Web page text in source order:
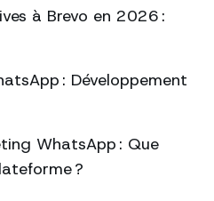
à Brevo en 2026 :
: Développement
WhatsApp : Que
?